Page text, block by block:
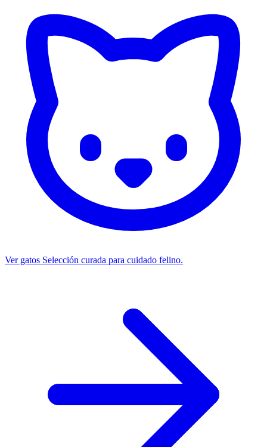
Ver gatos Selección curada para cuidado felino.